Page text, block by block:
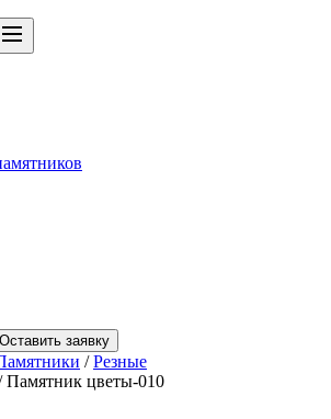
Оставить заявку
/Резные
Памятник цветы-010